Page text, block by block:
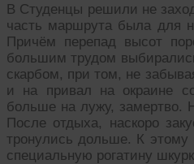
В Студенцы решили не
часть маршрута была для
Причём перепад высот
большим трудом
скарбом, при том, не
и на привал на окраине
больше на лужу, замертво.
После отдыха, наскоро
тронулись дольше. К
специальную рогатину